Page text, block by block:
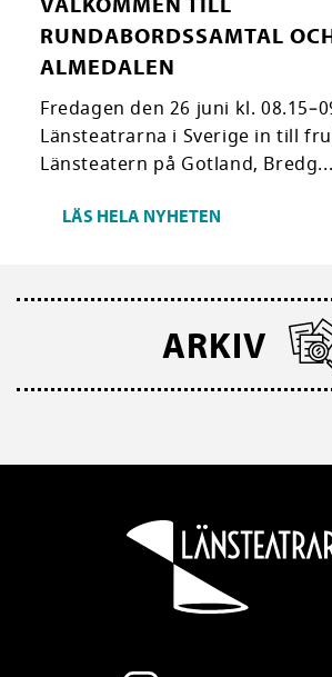
RUNDABORDSSAMTAL
ALMEDALEN
Fredagen den 26 juni kl.
Länsteatrarna i Sverige in till
Länsteatern på Gotland, Bredg...
LÄS HELA NYHETEN
ARKIV